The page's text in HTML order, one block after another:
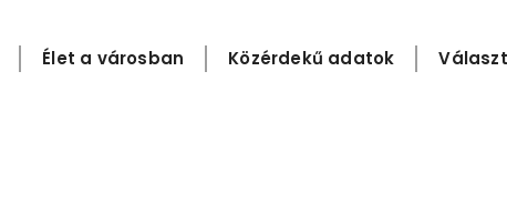
Élet a városban Közérdekű adatok